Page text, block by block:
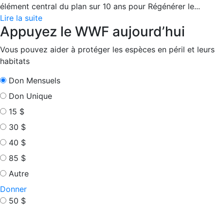
élément central du plan sur 10 ans pour Régénérer le...
Lire la suite
Appuyez le WWF aujourd’hui
Vous pouvez aider à protéger les espèces en péril et leurs
habitats
Don Mensuels
Don Unique
15 $
30 $
40 $
85 $
Autre
Donner
50 $